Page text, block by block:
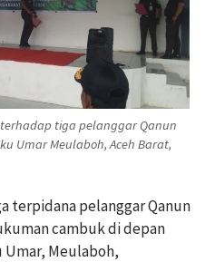
tiga pelanggar Qanun
Umar Meulaboh, Aceh Barat,
terpidana pelanggar Qanun
cambuk di depan
Umar, Meulaboh,